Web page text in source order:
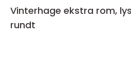
Vinterhage ekstra rom, lys og komfort året
rundt